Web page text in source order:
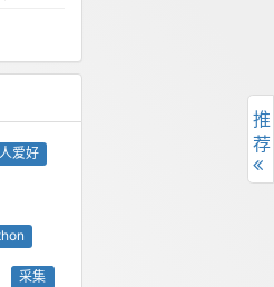
爱好
采集
推
荐